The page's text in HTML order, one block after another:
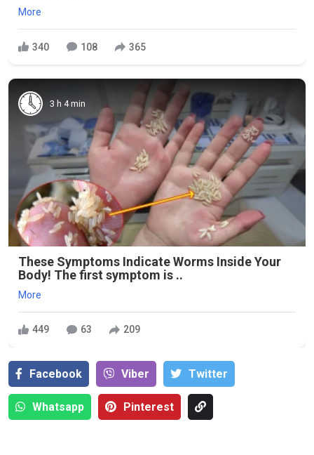
More
340 108 365
3 h 4 min
These Symptoms Indicate Worms Inside Your
Body! The first symptom is ..
More
449 63 209
Facebook Viber Тwitter
Whatsapp Pinterest